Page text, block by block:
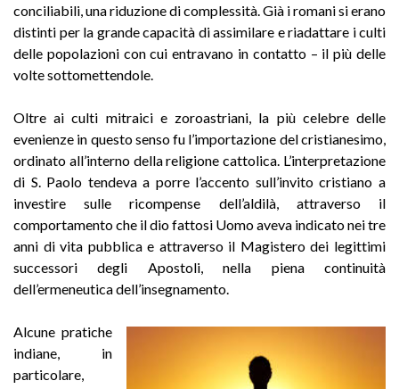
conciliabili, una riduzione di complessità. Già i romani si erano
distinti per la grande capacità di assimilare e riadattare i culti
delle popolazioni con cui entravano in contatto – il più delle
volte sottomettendole.
Oltre ai culti mitraici e zoroastriani, la più celebre delle
evenienze in questo senso fu l’importazione del cristianesimo,
ordinato all’interno della religione cattolica. L’interpretazione
di S. Paolo tendeva a porre l’accento sull’invito cristiano a
investire sulle ricompense dell’aldilà, attraverso il
comportamento che il dio fattosi Uomo aveva indicato nei tre
anni di vita pubblica e attraverso il Magistero dei legittimi
successori degli Apostoli, nella piena continuità
dell’ermeneutica dell’insegnamento.
Alcune pratiche
indiane, in
particolare,